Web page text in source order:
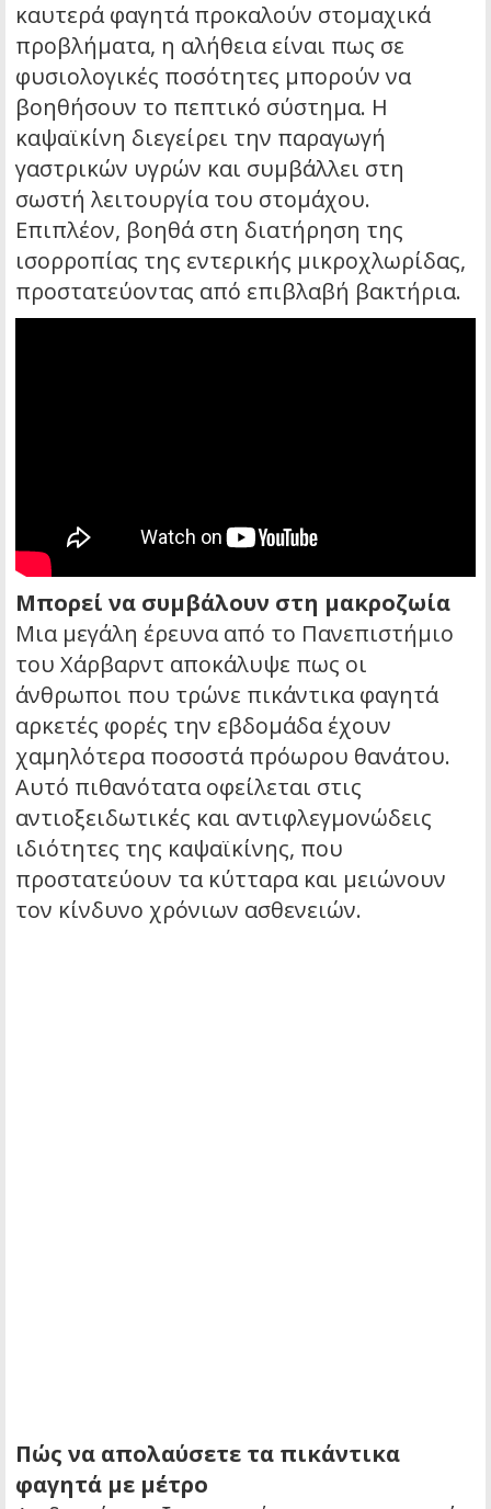
καυτερά φαγητά προκαλούν στομαχικά
προβλήματα, η αλήθεια είναι πως σε
φυσιολογικές ποσότητες μπορούν να
βοηθήσουν το πεπτικό σύστημα. Η
καψαϊκίνη διεγείρει την παραγωγή
γαστρικών υγρών και συμβάλλει στη
σωστή λειτουργία του στομάχου.
Επιπλέον, βοηθά στη διατήρηση της
ισορροπίας της εντερικής μικροχλωρίδας,
προστατεύοντας από επιβλαβή βακτήρια.
Μπορεί να συμβάλουν στη μακροζωία
Μια μεγάλη έρευνα από το Πανεπιστήμιο
του Χάρβαρντ αποκάλυψε πως οι
άνθρωποι που τρώνε πικάντικα φαγητά
αρκετές φορές την εβδομάδα έχουν
χαμηλότερα ποσοστά πρόωρου θανάτου.
Αυτό πιθανότατα οφείλεται στις
αντιοξειδωτικές και αντιφλεγμονώδεις
ιδιότητες της καψαϊκίνης, που
προστατεύουν τα κύτταρα και μειώνουν
τον κίνδυνο χρόνιων ασθενειών.
Πώς να απολαύσετε τα πικάντικα
φαγητά με μέτρο